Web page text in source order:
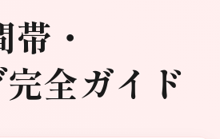
・
全ガイド